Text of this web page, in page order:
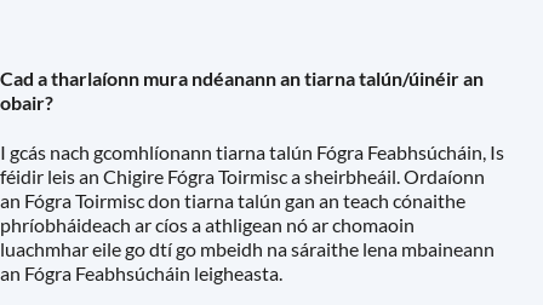
Cad a tharlaíonn mura ndéanann an tiarna talún/úinéir an
obair?
I gcás nach gcomhlíonann tiarna talún Fógra Feabhsúcháin, Is
féidir leis an Chigire Fógra Toirmisc a sheirbheáil. Ordaíonn
an Fógra Toirmisc don tiarna talún gan an teach cónaithe
phríobháideach ar cíos a athligean nó ar chomaoin
luachmhar eile go dtí go mbeidh na sáraithe lena mbaineann
an Fógra Feabhsúcháin leigheasta.